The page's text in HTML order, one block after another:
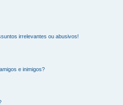
irrelevantes ou abusivos!
e inimigos?